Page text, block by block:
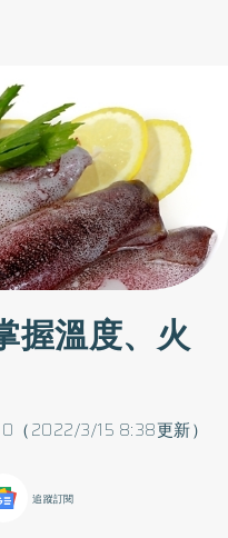
握溫度、火
（2022/3/15 8:38更新）
追蹤訂閱